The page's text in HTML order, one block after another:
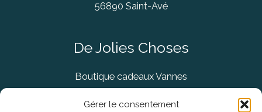
Gérer le consentement
56890 Saint-Avé
De Jolies Choses
Boutique cadeaux Vannes
Concept Store Vannes